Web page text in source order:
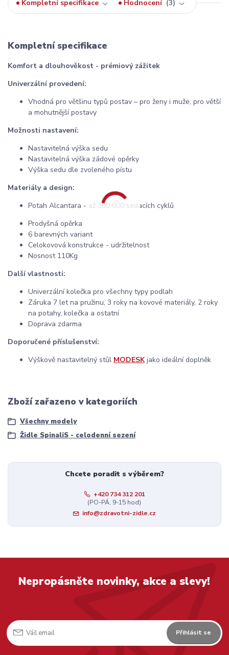
Kompletní specifikace Hodnocení 3
Kompletní specifikace
Komfort a dlouhověkost - prémiový zážitek
Univerzální provedení:
Vhodná pro většinu typů postav – pro ženy i muže, pro větší
a mohutnější postavy
Možnosti nastavení:
Nastavitelná výška sedu
Nastavitelná výška zádové opěrky
Výška sedu dle zvoleného pístu
Materiály a design:
Potah Alcantara - až 300 000 sedacích cyklů
Prodyšná opěrka
6 barevných variant
Celokovová konstrukce - udržitelnost
Nosnost 110Kg
Další vlastnosti:
Univerzální kolečka pro všechny typy podlah
Záruka 7 let na pružinu, 3 roky na kovové materiály, 2 roky
na potahy, kolečka a ostatní
Doprava zdarma
Doporučené příslušenství:
Výškově nastavitelný stůl MODESKjako ideální doplněk
Zboží zařazeno v kategoriích
Všechny modely
Židle SpinaliS - celodenní sezení
Chcete poradit s výběrem?
+420 734 312 201
(PO-PÁ, 9-15 hod)
info@zdravotni-zidle.cz
Nepropásněte novinky, akce a slevy!
Přihlásit se